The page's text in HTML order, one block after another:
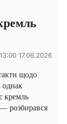
13:00 17.06.2026
щодо
однак
кремль
розбирався